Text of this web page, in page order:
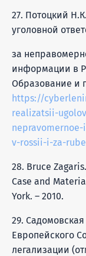
27. Потоцкий
уголовной
за
информации в
Образование и
https://
realizatsii-
v-rossii-i-za-
28. Bruce
Case and
York. – 2010.
29.
Европейского
легализации